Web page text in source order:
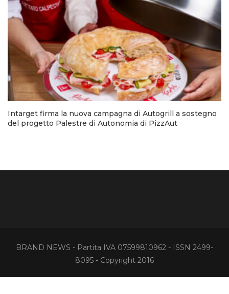
Intarget firma la nuova campagna di Autogrill a sostegno
del progetto Palestre di Autonomia di PizzAut
BRAND NEWS - Partita IVA 07599810962 - ISSN 2499-
8095 - Copyright 2016